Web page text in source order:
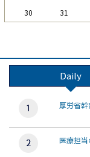
30
31
Daily
厚労省
医療担